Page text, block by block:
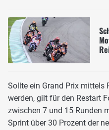
Sollte ein Grand Prix mittels
werden, gilt für den Restart
zwischen 7 und 15 Runden
Sprint über 30 Prozent der